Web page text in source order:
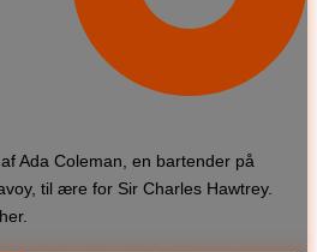
Ada Coleman, en bartender på
til ære for Sir Charles Hawtrey.